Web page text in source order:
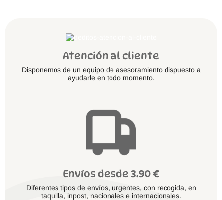
Atención al cliente
Disponemos de un equipo de asesoramiento dispuesto a
ayudarle en todo momento.
Envíos desde 3.90 €
Diferentes tipos de envíos, urgentes, con recogida, en
taquilla, inpost, nacionales e internacionales.